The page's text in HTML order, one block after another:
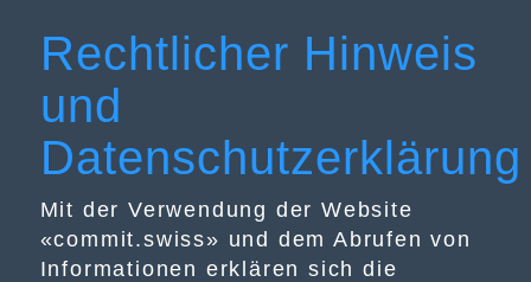
Rechtlicher Hinweis
und
Datenschutzerklärung
Mit der Verwendung der Website
«commit.swiss» und dem Abrufen von
Informationen erklären sich die